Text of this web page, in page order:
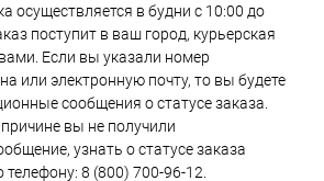
осуществляется в будни с 10:00 до
поступит в ваш город, курьерская
Если вы указали номер
или электронную почту, то вы будете
сообщения о статусе заказа.
вы не получили
узнать о статусе заказа
телефону: 8 (800) 700-96-12.